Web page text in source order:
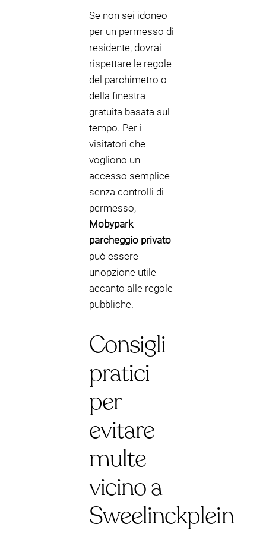
Se non sei idoneo
per un permesso di
residente, dovrai
rispettare le regole
del parchimetro o
della finestra
gratuita basata sul
tempo. Per i
visitatori che
vogliono un
accesso semplice
senza controlli di
permesso,
Mobypark
parcheggio privato
può essere
un'opzione utile
accanto alle regole
pubbliche.
Consigli
pratici
per
evitare
multe
vicino a
Sweelinckplein